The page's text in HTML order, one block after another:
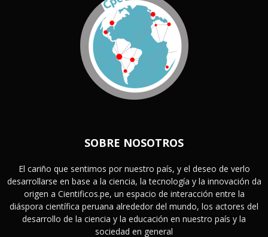
SOBRE NOSOTROS
El cariño que sentimos por nuestro país, y el deseo de verlo
desarrollarse en base a la ciencia, la tecnología y la innovación da
origen a Cientificos.pe, un espacio de interacción entre la
diáspora científica peruana alrededor del mundo, los actores del
desarrollo de la ciencia y la educación en nuestro país y la
sociedad en general